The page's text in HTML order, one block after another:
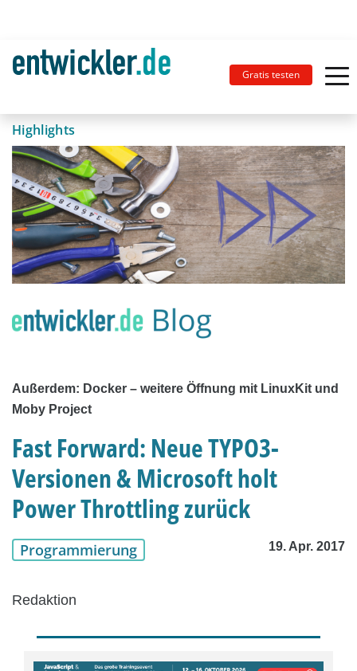
Gratis testen
Highlights
Außerdem: Docker – weitere Öffnung mit LinuxKit und
Moby Project
Fast Forward: Neue TYPO3-
Versionen & Microsoft holt
Power Throttling zurück
Programmierung 19. Apr. 2017
Redaktion